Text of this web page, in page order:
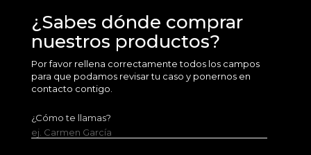
¿Sabes dónde comprar
nuestros productos?
Por favor rellena correctamente todos los campos
para que podamos revisar tu caso y ponernos en
contacto contigo.
¿Cómo te llamas?
ej. Carmen García